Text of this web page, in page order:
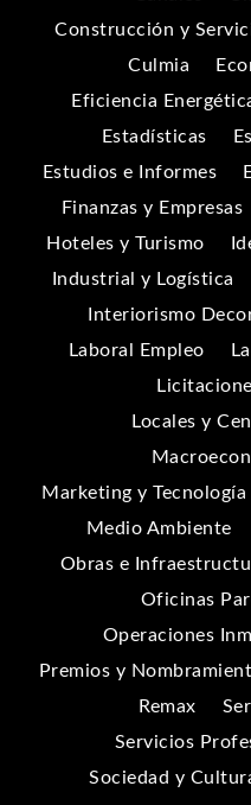
Construcción y
Culmia
Eficiencia
Estadísticas
Estudios e Informes
Finanzas y Empresas
Hoteles y Turismo
Industrial y Logística
Interiorismo
Laboral Empleo
Locales y
Marketing y Tecnología
Medio Ambiente
Obras e
Oficinas
Operaciones
Premios y
Remax
Servicios
Sociedad y